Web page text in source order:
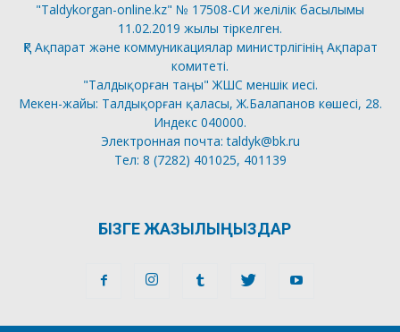
"Taldykorgan-online.kz" № 17508-СИ желілік басылымы
11.02.2019 жылы тіркелген.
ҚР Ақпарат және коммуникациялар министрлігінің Ақпарат
комитеті.
"Талдықорған таңы" ЖШС меншік иесі.
Мекен-жайы: Талдықорған қаласы, Ж.Балапанов көшесі, 28.
Индекс 040000.
Электронная почта: taldyk@bk.ru
Тел: 8 (7282) 401025, 401139
БІЗГЕ ЖАЗЫЛЫҢЫЗДАР